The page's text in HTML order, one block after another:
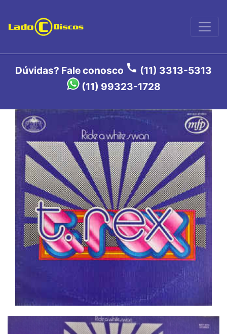
Dúvidas? Fale conosco call (11) 3313-5313
(11) 99323-1728